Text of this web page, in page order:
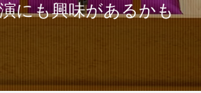
にも興味があるかも